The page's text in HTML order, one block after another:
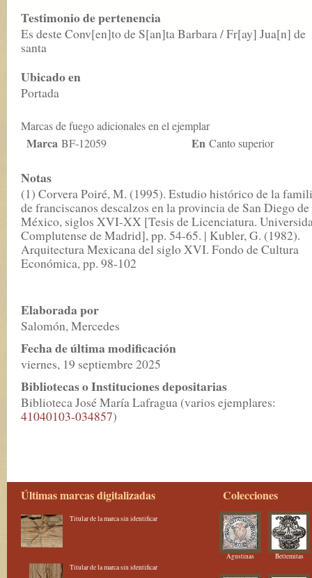
Testimonio de pertenencia
Es deste Conv[en]to de S[an]ta Barbara / Fr[ay] Jua[n] de
santa
Ubicado en
Portada
Marcas de fuego adicionales en el ejemplar
Marca BF-12059 En Canto superior
Notas
(1) Corvera Poiré, M. (1995). Estudio histórico de la
de franciscanos descalzos en la provincia de San Diego de
México, siglos XVI-XX [Tesis de Licenciatura.
Complutense de Madrid], pp. 54-65. | Kubler, G. (1982).
Arquitectura Mexicana del siglo XVI. Fondo de Cultura
Económica, pp. 98-102
Elaborada por
Salomón, Mercedes
Fecha de última modificación
viernes, 19 septiembre 2025
Bibliotecas o Instituciones depositarias
Biblioteca José María Lafragua (varios ejemplares:
41040103-034857)
Últimas marcas digitalizadas
Titular de la marca sin identificar
Titular de la marca sin identificar
Colecciones
Agustinas Betlemitas